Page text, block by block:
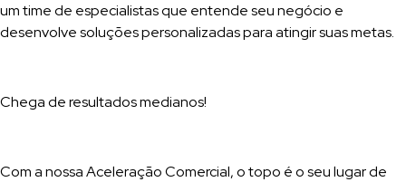
um time de especialistas que entende seu negócio e
desenvolve soluções personalizadas para atingir suas metas.
Chega de resultados medianos!
Com a nossa Aceleração Comercial, o topo é o seu lugar de